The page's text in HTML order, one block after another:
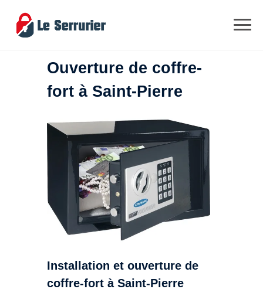
Ouverture de coffre-
fort à Saint-Pierre
Installation et ouverture de
coffre-fort à Saint-Pierre